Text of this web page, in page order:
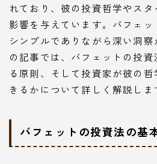
れており、彼の投資哲学やス
影響を与えています。バフェッ
シンプルでありながら深い洞
の記事では、バフェットの投
る原則、そして投資家が彼の
きるかについて詳しく解説しま
バフェットの投資法の基